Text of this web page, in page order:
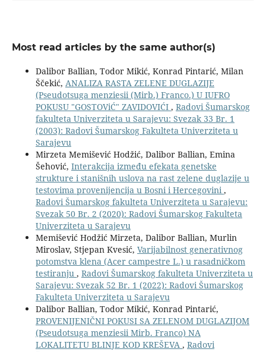
Most read articles by the same author(s)
Dalibor Ballian, Todor Mikić, Konrad Pintarić, Milan
Ščekić, ANALIZA RASTA ZELENE DUGLAZIJE
(Pseudotsuga menziesii (Mirb.) Franco.) U IUFRO
POKUSU "GOSTOViĆ" ZAVIDOVIĆI , Radovi Šumarskog
fakulteta Univerziteta u Sarajevu: Svezak 33 Br. 1
(2003): Radovi Šumarskog Fakulteta Univerziteta u
Sarajevu
Mirzeta Memišević Hodžić, Dalibor Ballian, Emina
Šehović, Interakcija između efekata genetske
strukture i stanišnih uslova na rast zelene duglazije u
testovima provenijencija u Bosni i Hercegovini,
Radovi Šumarskog fakulteta Univerziteta u Sarajevu:
Svezak 50 Br. 2 (2020): Radovi Šumarskog Fakulteta
Univerziteta u Sarajevu
Memišević Hodžić Mirzeta, Dalibor Ballian, Murlin
Miroslav, Stjepan Kvesić, Varijabilnost generativnog
potomstva klena (Acer campestre L.) u rasadničkom
testiranju , Radovi Šumarskog fakulteta Univerziteta u
Sarajevu: Svezak 52 Br. 1 (2022): Radovi Šumarskog
Fakulteta Univerziteta u Sarajevu
Dalibor Ballian, Todor Mikić, Konrad Pintarić,
PROVENIJENIČNI POKUSI SA ZELENOM DUGLAZIJOM
(Pseudotsuga menziesii Mirb. Franco) NA
LOKALITETU BLINJE KOD KREŠEVA , Radovi